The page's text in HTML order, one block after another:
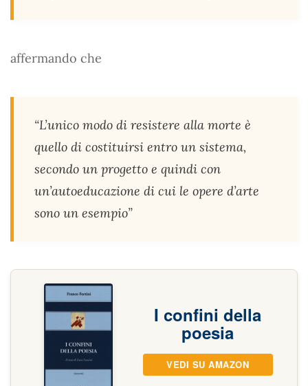
affermando che
“L’unico modo di resistere alla morte è
quello di costituirsi entro un sistema,
secondo un progetto e quindi con
un’autoeducazione di cui le opere d’arte
sono un esempio”
I confini della
poesia
VEDI SU AMAZON